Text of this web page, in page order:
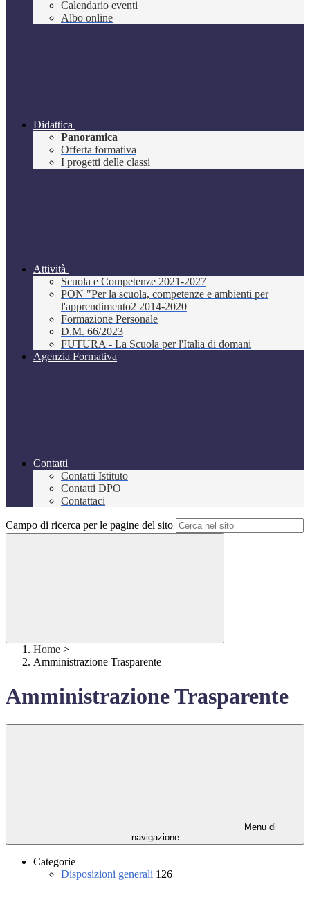
Calendario eventi
Albo online
Didattica
Panoramica
Offerta formativa
I progetti delle classi
Attività
Scuola e Competenze 2021-2027
PON "Per la scuola, competenze e ambienti per
l'apprendimento2 2014-2020
Formazione Personale
D.M. 66/2023
FUTURA - La Scuola per l'Italia di domani
Agenzia Formativa
Contatti
Contatti Istituto
Contatti DPO
Contattaci
Campo di ricerca per le pagine del sito
Home >
Amministrazione Trasparente
Amministrazione Trasparente
Menu di
navigazione
Categorie
Disposizioni generali 126